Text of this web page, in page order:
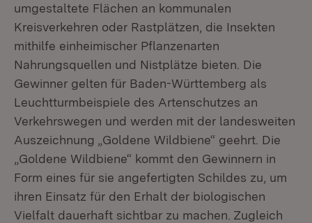
umgestaltete Flächen an kommunalen
Kreisverkehren oder Rastplätzen, die Insekten
mithilfe einheimischer Pflanzenarten
Nahrungsquellen und Nistplätze bieten. Die
Gewinner gelten für Baden-Württemberg als
Leuchtturmbeispiele des Artenschutzes an
Verkehrswegen und werden mit der landesweiten
Auszeichnung „Goldene Wildbiene“ geehrt. Die
„Goldene Wildbiene“ kommt den Gewinnern in
Form eines für sie angefertigten Schildes zu, um
ihren Einsatz für den Erhalt der biologischen
Vielfalt dauerhaft sichtbar zu machen. Zugleich